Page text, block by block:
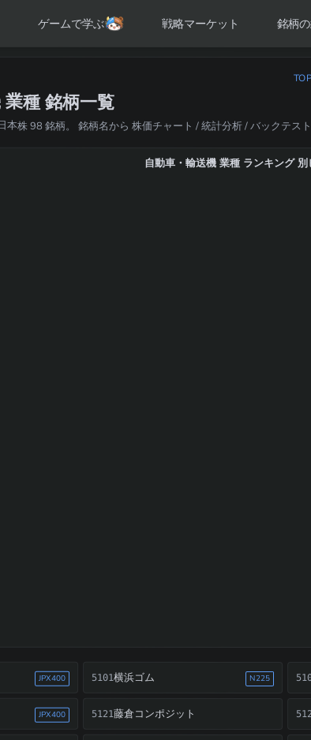
ゲームで学ぶ 戦略マーケット 銘柄
TOP
種 銘柄一覧
本株 98 銘柄。 銘柄名から 株価チャート / 統計分析 / バックテスト
自動車・輸送機 業種 ランキング 別
JPX400 5101横浜ゴム N225
JPX400 5121藤倉コンポジット